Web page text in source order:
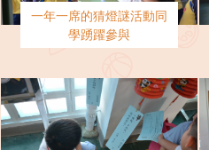
一年一席的猜燈謎活動同
學踴躍參與